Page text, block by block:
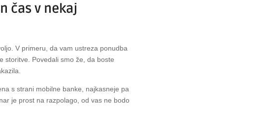
čas v nekaj
V primeru, da vam ustreza ponudba
storitve. Povedali smo že, da boste
s strani mobilne banke, najkasneje pa
je prost na razpolago, od vas ne bodo